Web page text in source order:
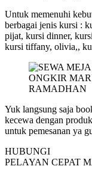
Untuk memenuhi
berbagai jenis kursi :
pijat, kursi dinner,
kursi tiffany, olivia,,
Yuk langsung saja
kecewa dengan
untuk pemesanan ya
HUBUNGI
PELAYAN CEPAT